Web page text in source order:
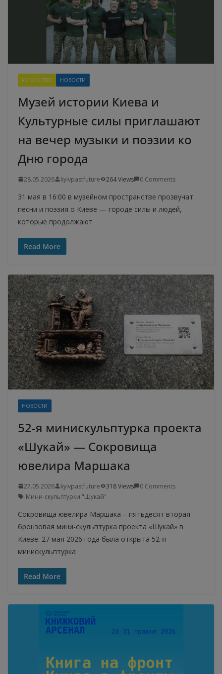
ИСКУССТВО НОВОСТИ
Музей истории Киева и
Культурные силы приглашают
на вечер музыки и поэзии ко
Дню города
28.05.2026 kyivpastfuture 264 Views 0 Comments
31 мая в 16:00 в музейном пространстве прозвучат
песни и поэзия о Киеве — городе силы и людей,
которые продолжают
Read More
НОВОСТИ
52-я минискульптурка проекта
«Шукай» — Сокровища
ювелира Маршака
27.05.2026 kyivpastfuture 318 Views
0 Comments
Мини-скульптурки "Шукай"
Сокровища ювелира Маршака – пятьдесят вторая
бронзовая мини-скульптурка проекта «Шукай» в
Киеве. 27 мая 2026 года была открыта 52-я
минискульптурка
Read More